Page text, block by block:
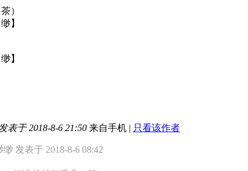
）
】
】
表于 2018-8-6 21:50 来自手机 | 只看该作者
缈 发表于 2018-8-6 08:42